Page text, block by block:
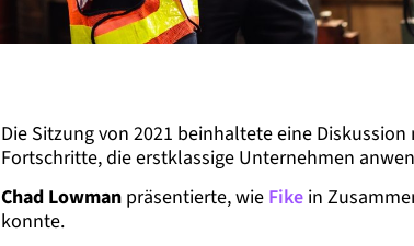
Die Sitzung von 2021 beinhaltete eine
Fortschritte, die erstklassige Unternehmen
Chad Lowman präsentierte, wie Fike in
konnte.